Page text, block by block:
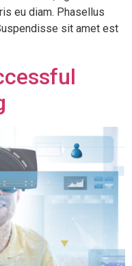
eu diam. Phasellus
sit amet est